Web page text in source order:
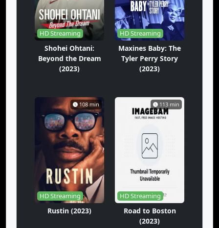
HD Streaming
Shohei Ohtani:
Beyond the Dream
(2023)
HD Streaming
Maxines Baby: The
Tyler Perry Story
(2023)
108 min
HD Streaming
Rustin (2023)
113 min
HD Streaming
Road to Boston
(2023)